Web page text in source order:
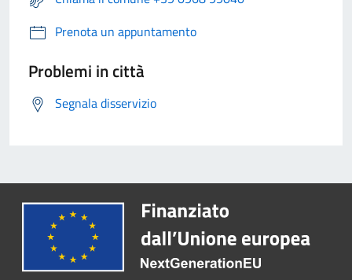
Prenota un appuntamento
Problemi in città
Segnala disservizio